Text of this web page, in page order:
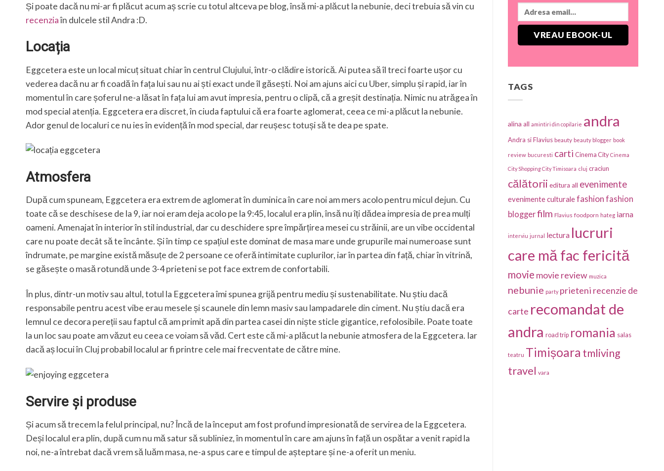
Și poate dacă nu mi-ar fi plăcut acum aș scrie cu totul altceva pe blog, însă mi-a plăcut la nebunie, deci trebuia să vin cu
recenziaîn dulcele stil Andra :D.
Locația
Eggcetera este un local micuț situat chiar în centrul Clujului, într-o clădire istorică. Ai putea să îl treci foarte ușor cu
vederea dacă nu ar fi coadă în fața lui sau nu ai ști exact unde îl găsești. Noi am ajuns aici cu Uber, simplu și rapid, iar în
momentul în care șoferul ne-a lăsat în fața lui am avut impresia, pentru o clipă, că a greșit destinația. Nimic nu atrăgea în
mod special atenția. Eggcetera era discret, în ciuda faptului că era foarte aglomerat, ceea ce mi-a plăcut la nebunie.
Ador genul de localuri ce nu ies în evidență în mod special, dar reușesc totuși să te dea pe spate.
Atmosfera
După cum spuneam, Eggcetera era extrem de aglomerat în duminica în care noi am mers acolo pentru micul dejun. Cu
toate că se deschisese de la 9, iar noi eram deja acolo pe la 9:45, localul era plin, însă nu îți dădea impresia de prea mulți
oameni. Amenajat în interior în stil industrial, dar cu deschidere spre împărțirea mesei cu străinii, are un vibe occidental
care nu poate decât să te încânte. Și în timp ce spațiul este dominat de masa mare unde grupurile mai numeroase sunt
îndrumate, pe margine există măsuțe de 2 persoane ce oferă intimitate cuplurilor, iar în partea din față, chiar în vitrină,
se găsește o masă rotundă unde 3-4 prieteni se pot face extrem de confortabili.
În plus, dintr-un motiv sau altul, totul la Eggcetera îmi spunea grijă pentru mediu și sustenabilitate. Nu știu dacă
responsabile pentru acest vibe erau mesele și scaunele din lemn masiv sau lampadarele din ciment. Nu știu dacă era
lemnul ce decora pereții sau faptul că am primit apă din partea casei din niște sticle gigantice, refolosibile. Poate toate
la un loc sau poate am văzut eu ceea ce voiam să văd. Cert este că mi-a plăcut la nebunie atmosfera de la Eggcetera. Iar
dacă aș locui în Cluj probabil localul ar fi printre cele mai frecventate de către mine.
Servire și produse
Și acum să trecem la felul principal, nu? Încă de la început am fost profund impresionată de servirea de la Eggcetera.
Deși localul era plin, după cum nu mă satur să subliniez, în momentul în care am ajuns în față un ospătar a venit rapid la
noi, ne-a întrebat dacă vrem să luăm masa, ne-a spus care e timpul de așteptare și ne-a oferit un meniu.
TAGS
alina all amintiri din copilarie andra
Andra si Flavius beauty beauty blogger book
review bucuresti carti Cinema City Cinema
City Shopping City Timisoara cluj craciun
călătorii editura all evenimente
evenimente culturalefashion fashion
bloggerfilm Flavius foodporn hateg iarna
interviu jurnal lectura lucruri
care mă fac fericită
movie movie review muzica
nebunie party prieteni recenzie de
carte recomandat de
andra road trip romania salas
teatru Timișoara tmliving
travel vara